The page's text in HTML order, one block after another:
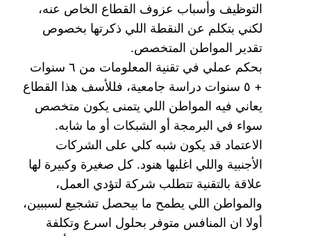
التوظيف وأسباب عزوف القطاع الخاص عنه،
لكني بتكلم عن النقطة اللي ذكرتها بخصوص
تقدير المواطن المتخصص.
بحكم عملي في تقنية المعلومات من ٦ سنوات
+ ٥ سنوات دراسة جامعية، فللأسف هذا القطاع
يعاني فيه المواطن اللي يتمنى يكون متخصص
سواء في البرمجة أو الشبكات أو ما شابه.
الاعتماد قد يكون شبه كلي على الشركات
الأجنبية واللي اغلبها هنود. كل صغيرة وكبيرة لها
علاقة بالتقنية تتطلب شركة لتؤدي العمل،
والمواطن اللي يطمح ما بيحصل تشجيع لسببين،
أولا ان المنافس متوفر بحلول اسرع وتكلفة